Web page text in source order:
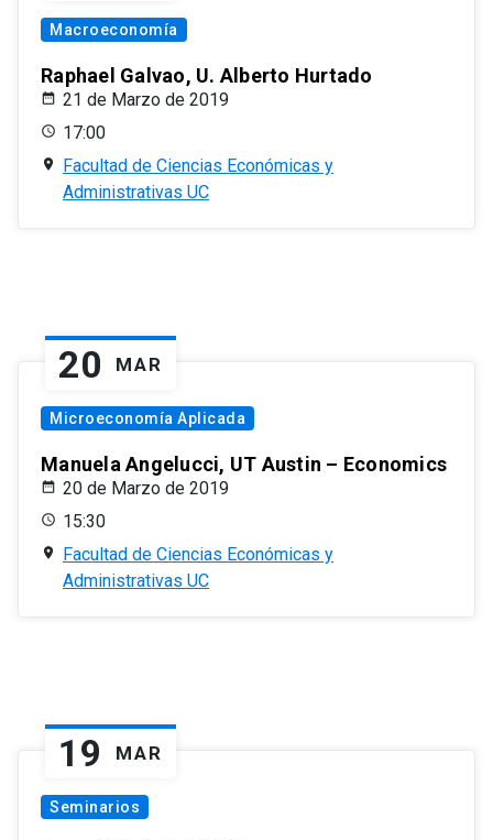
Macroeconomía
Raphael Galvao, U. Alberto Hurtado
21 de Marzo de 2019
17:00
Facultad de Ciencias Económicas y
Administrativas UC
20 MAR
Microeconomía Aplicada
Manuela Angelucci, UT Austin – Economics
20 de Marzo de 2019
15:30
Facultad de Ciencias Económicas y
Administrativas UC
19 MAR
Seminarios